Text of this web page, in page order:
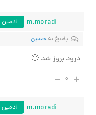
m.moradi
ادمین
پاسخ به حسین
درود بروز شد 🙂
۰
m.moradi
ادمین